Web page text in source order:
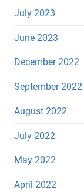
July 2023
June 2023
December 2022
September 2022
August 2022
July 2022
May 2022
April 2022